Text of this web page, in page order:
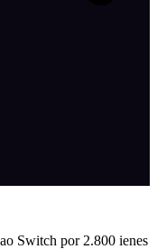
Switch por 2.800 ienes